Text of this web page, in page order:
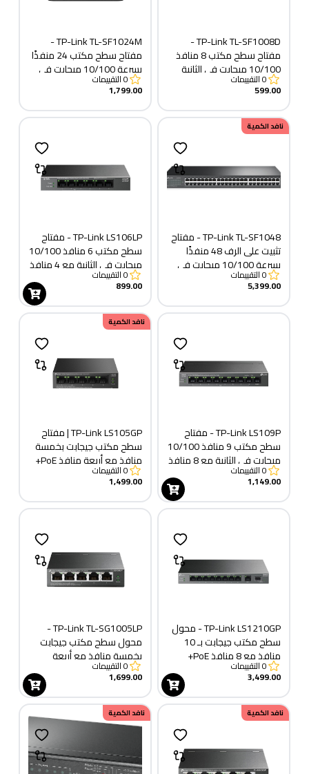
TP-Link TL-SF1008D -
مفتاح سطح مكتب 8 منافذ
10/100 ميجابت في الثانية
0التقييمات
599.00
TP-Link TL-SF1024M -
مفتاح سطح مكتب 24 منفذًا
بسرعة 10/100 ميجابت في
الثانية
0التقييمات
1,799.00
نافد الكمية
TP-Link TL-SF1048 - مفتاح
تثبيت على الرف 48 منفذًا
بسرعة 10/100 ميجابت في
الثانية
0التقييمات
5,399.00
TP-Link LS106LP - مفتاح
سطح مكتب 6 منافذ 10/100
ميجابت في الثانية مع 4 منافذ
PoE
0التقييمات
899.00
TP-Link LS109P - مفتاح
سطح مكتب 9 منافذ 10/100
ميجابت في الثانية مع 8 منافذ
PoE+
0التقييمات
1,149.00
نافد الكمية
TP-Link LS105GP | مفتاح
سطح مكتب جيجابت بخمسة
منافذ مع أربعة منافذ PoE+
0التقييمات
1,499.00
TP-Link LS1210GP - محول
سطح مكتب جيجابت بـ 10
منافذ مع 8 منافذ PoE+
0التقييمات
3,499.00
TP-Link TL-SG1005LP -
محول سطح مكتب جيجابت
بخمسة منافذ مع أربعة
منافذ PoE+
0التقييمات
1,699.00
نافد الكمية نافد الكمية